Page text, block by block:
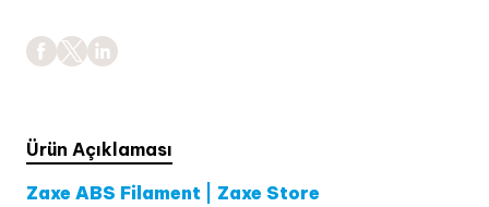
Ürün Açıklaması
Zaxe ABS Filament | Zaxe Store